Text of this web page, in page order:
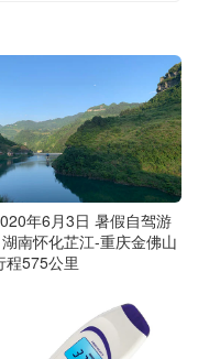
年6月3日 暑假自驾游
湖南怀化芷江-重庆金佛山
程575公里